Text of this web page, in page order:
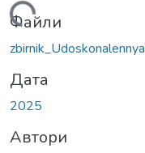
Файли
Дата
2025
Автори